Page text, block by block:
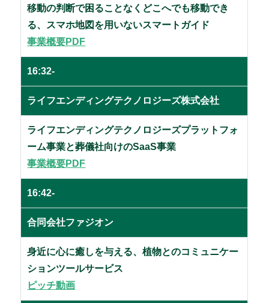
移動の判断で困ることなくどこへでも移動でき
る、スマホ地図を用いないスマートガイド
事業概要PDF
16:32-
ライフエンディングテクノロジーズ株式会社
ライフエンディングテクノロジーズプラットフォ
ーム事業と葬儀社向けのSaaS事業
事業概要PDF
16:42-
合同会社ファジオン
身近に心に癒しを与える、植物とのコミュニケー
ションツールサービス
ピッチ動画